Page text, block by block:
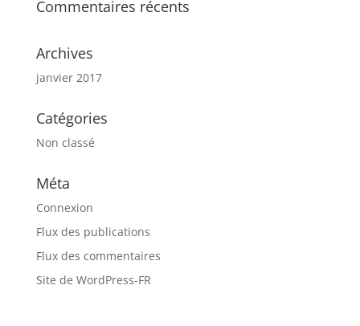
Commentaires récents
Archives
janvier 2017
Catégories
Non classé
Méta
Connexion
Flux des publications
Flux des commentaires
Site de WordPress-FR